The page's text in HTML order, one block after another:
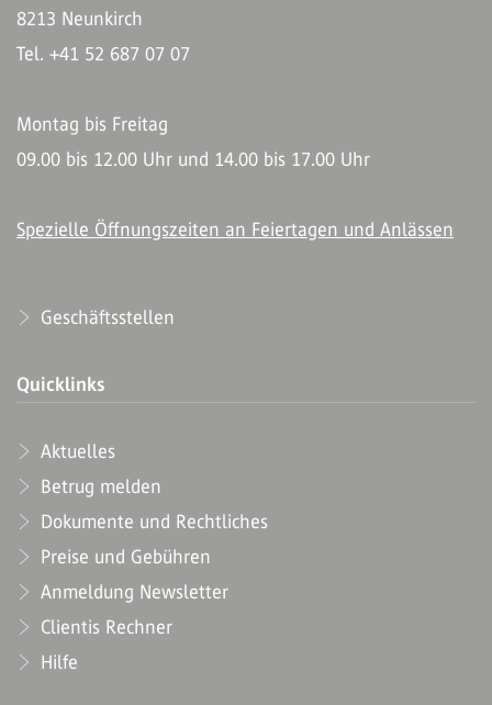
8213 Neunkirch
Tel. +41 52 687 07 07
Montag bis Freitag
09.00 bis 12.00 Uhr und 14.00 bis 17.00 Uhr
Spezielle Öffnungszeiten an Feiertagen und Anlässen
Geschäftsstellen
Quicklinks
Aktuelles
Betrug melden
Dokumente und Rechtliches
Preise und Gebühren
Anmeldung Newsletter
Clientis Rechner
Hilfe